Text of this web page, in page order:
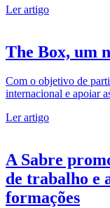
Ler artigo
The Box, um
Com o objetivo de
internacional e apoiar
Ler artigo
A Sabre
de trabalho e
formações